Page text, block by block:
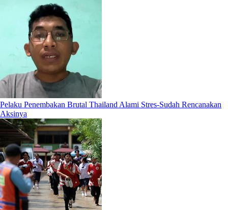
Pelaku Penembakan Brutal Thailand Alami Stres-Sudah Rencanakan
Aksinya